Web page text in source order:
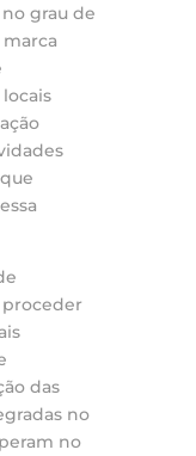
grau de
proceder
das
no
no